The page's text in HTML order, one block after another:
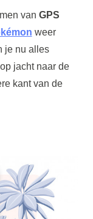
van GPS
weer
je nu alles
jacht naar de
kant van de